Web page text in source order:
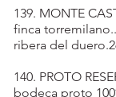
139. MONTE
finca
ribera del
140. PROTO
bodeca proto